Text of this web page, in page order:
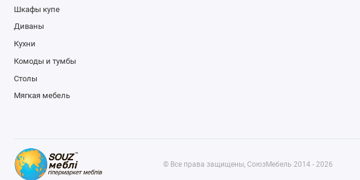
Шкафы купе
Диваны
Кухни
Комоды и тумбы
Столы
Мягкая мебель
© Все права защищены, СоюзМебель 2014 - 2026